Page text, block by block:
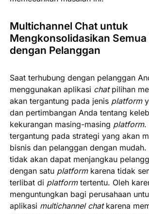
Multichannel Chat untuk
Mengkonsolidasikan
dengan Pelanggan
Saat terhubung dengan pelanggan
menggunakan aplikasi chat pilihan
akan tergantung pada jenis platform
dan pertimbangan Anda tentang
kekurangan masing-masing platform.
tergantung pada strategi yang akan
bisnis dan pelanggan dengan mudah.
tidak akan dapat menjangkau
dengan satu platform karena tidak
terlibat di platformtertentu. Oleh
menguntungkan bagi perusahaan
aplikasi multichannel chatkarena